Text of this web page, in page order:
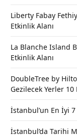
Liberty Fabay
Etkinlik Alanı
La Blanche Island
Etkinlik Alanı
DoubleTree by
Gezilecek Yerler 10
İstanbul’un En İyi 7
İstanbul’da Tarihi